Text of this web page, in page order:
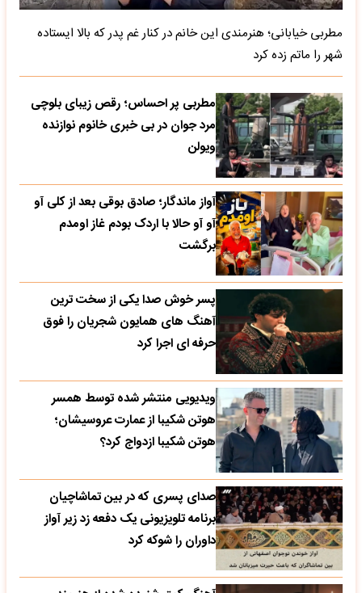
مطربی خیابانی؛ هنرمندی این خانم در کنار غم پدر که بالا ایستاده
شهر را ماتم زده کرد
مطربی پر احساس؛ رقص زیبای بلوچی
مرد جوان در بی خبری خانوم نوازنده
ویولن
آواز ماندگار؛ صادق بوقی بعد از کلی آو
آو آو حالا با اردک بودم غاز اومدم
برگشت
پسر خوش صدا یکی از سخت ترین
آهنگ های همایون شجریان را فوق
حرفه ای اجرا کرد
ویدیویی منتشر شده توسط همسر
هوتن شکیبا از عمارت عروسیشان؛
هوتن شکیبا ازدواج کرد؟
صدای پسری که در بین تماشاچیان
برنامه تلویزیونی یک دفعه زد زیر آواز
داوران را شوکه کرد